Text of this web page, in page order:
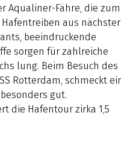
Aqualiner-Fähre, die zum
aus nächster
beeindruckende
sorgen für zahlreiche
lung. Beim Besuch des
Rotterdam, schmeckt
gut.
die Hafentour zirka 1,5